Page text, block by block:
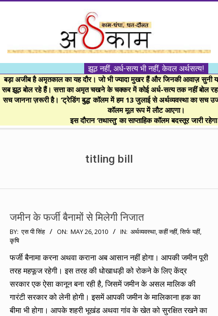
।।
अर्थकाम।।
BE
FINANCIALLY
झूठ नहीं, अर्ध-सत्य भी नहीं, केवल अर्थसत्य!
बड़ा अजीब है अमृतकाल का यह दौर। जो भी ज्यादा मुखर हैं और जिनकी आवाज़ सुनी
सब झूठ बोल रहे हैं। सत्ता का अमृत चखने के चक्कर में कोई अर्ध-सत्य तक नहीं बोल
सच जानना ज़रूरी है। ‘ट्रेडिंग बुद्ध’ कॉलम में हम 13 जुलाई से अर्थव्यवस्था का सच
कॉलम मूल रूप में लौट आएगा।
इस दौरान ‘तथास्तु’ का साप्ताहिक कॉलम बदस्तूर जारी
titling bill
जमीन के फर्जी बैनामों से मिलेगी निजात
2010-
05-
26
BY: एस पी सिंह ON: MAY 26, 2010 IN: अर्थव्यवस्था,कहीं नहीं, सिर्फ यहीं,
कृषि
फर्जी बैनामा करना अथवा कराना अब आसान नहीं होगा। आपकी जमीन पूरी
तरह महफूज रहेगी। इस तरह की धोखाधड़ी को रोकने के लिए केंद्र
सरकार एक ऐसा कानून बना रही है, जिसमें जमीन के असल मालिक की
गारंटी सरकार को लेनी होगी। इसमें आपकी जमीन के मालिकाना हक का
बीमा भी होगा। आपके शहरी भूखंड अथवा गांव के खेत को सुरक्षित रखने का